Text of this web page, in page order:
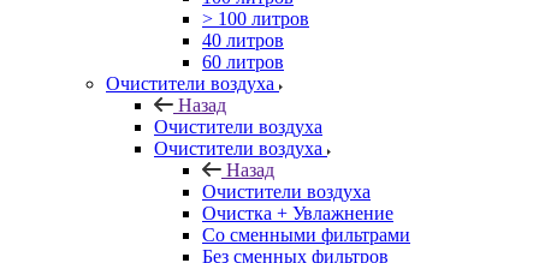
> 100 литров
40 литров
60 литров
Очистители воздуха
Назад
Очистители воздуха
Очистители воздуха
Назад
Очистители воздуха
Очистка + Увлажнение
Cо сменными фильтрами
Без сменных фильтров